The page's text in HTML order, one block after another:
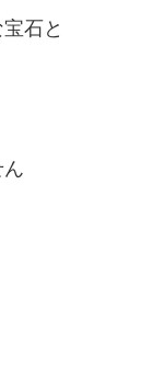
石と